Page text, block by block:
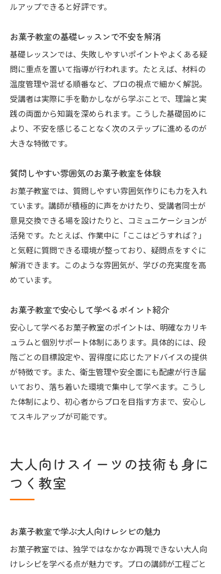
ルアップできると好評です。
お菓子教室の基礎レッスンで不安を解消
基礎レッスンでは、失敗しやすいポイントやよくある疑
問に重点を置いて指導が行われます。たとえば、材料の
温度管理や混ぜる順番など、プロの視点で細かく解説。
受講者は実際に手を動かしながら学ぶことで、理論と実
践の両面から知識を深められます。こうした基礎固めに
より、不安を感じることなく次のステップに進めるのが
大きな特徴です。
質問しやすい雰囲気のお菓子教室を体験
お菓子教室では、質問しやすい雰囲気作りにも力を入れ
ています。講師が積極的に声をかけたり、受講者同士が
意見交換できる場を設けたりと、コミュニケーションが
活発です。たとえば、作業中に「ここはどうすれば？」
と気軽に質問できる環境が整っており、疑問点をすぐに
解消できます。このような雰囲気が、学びの充実度を高
めています。
お菓子教室で安心して学べるポイント紹介
安心して学べるお菓子教室のポイントは、明確なカリキ
ュラムと個別サポート体制にあります。具体的には、段
階ごとの目標設定や、習得度に応じたアドバイスの提供
が特徴です。また、衛生管理や安全面にも配慮が行き届
いており、落ち着いた環境で集中して学べます。こうし
た体制により、初心者からプロを目指す方まで、安心し
てスキルアップが可能です。
大人向けスイーツの技術も身に
つく教室
お菓子教室で学ぶ大人向けレシピの魅力
お菓子教室では、独学ではなかなか再現できない大人向
けレシピを学べる点が魅力です。プロの講師が工程ごと